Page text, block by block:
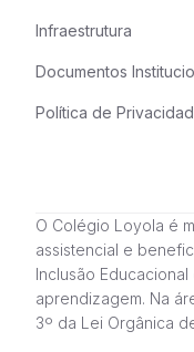
Infraestrutura
Documentos
Política de
O Colégio Loyola é
assistencial e
Inclusão
aprendizagem. Na
3º da Lei Orgânica